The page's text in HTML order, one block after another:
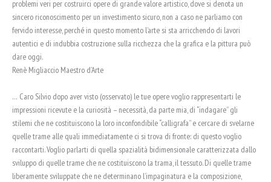
problemi veri per costruirci opere di grande valore artistico, dove si denota un
sincero riconoscimento per un investimento sicuro, non a caso ne parliamo con
fervido interesse, perché in questo momento l’arte si sta arricchendo di lavori
autentici e di indubbia costruzione sulla ricchezza che la grafica e la pittura può
dare oggi.
Renè Migliaccio Maestro d’Arte
… Caro Silvio dopo aver visto (osservato) le tue opere voglio rappresentarti le
impressioni ricevute e la curiosità – necessità, da parte mia, di “indagare” gli
stilemi che ne costituiscono la loro inconfondibile “calligrafa” e cercare di svelarne
quelle trame alle quali immediatamente ci si trova di fronte: di questo voglio
raccontarti. Voglio parlarti di quella spazialità bidimensionale caratterizzata dallo
sviluppo di quelle trame che ne costituiscono la trama, il tessuto. Di quelle trame
liberamente sviluppate che ne determinano l’impaginatura e la composizione,